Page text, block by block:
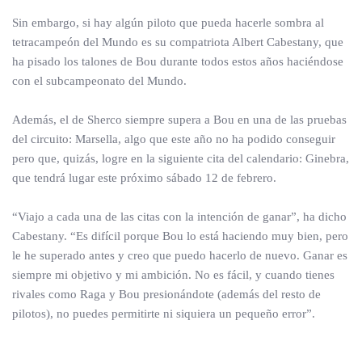
Sin embargo, si hay algún piloto que pueda hacerle sombra al
tetracampeón del Mundo es su compatriota Albert Cabestany, que
ha pisado los talones de Bou durante todos estos años haciéndose
con el subcampeonato del Mundo.
Además, el de Sherco siempre supera a Bou en una de las pruebas
del circuito: Marsella, algo que este año no ha podido conseguir
pero que, quizás, logre en la siguiente cita del calendario: Ginebra,
que tendrá lugar este próximo sábado 12 de febrero.
“Viajo a cada una de las citas con la intención de ganar”, ha dicho
Cabestany. “Es difícil porque Bou lo está haciendo muy bien, pero
le he superado antes y creo que puedo hacerlo de nuevo. Ganar es
siempre mi objetivo y mi ambición. No es fácil, y cuando tienes
rivales como Raga y Bou presionándote (además del resto de
pilotos), no puedes permitirte ni siquiera un pequeño error”.